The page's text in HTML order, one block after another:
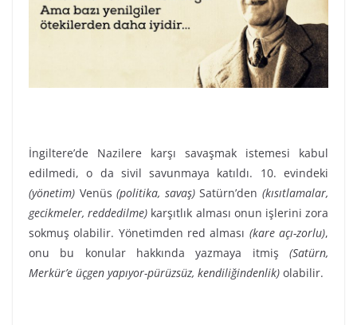
İngiltere’de Nazilere karşı savaşmak istemesi kabul
edilmedi, o da sivil savunmaya katıldı. 10. evindeki
(yönetim) Venüs(politika, savaş)Satürn’den(kısıtlamalar,
gecikmeler, reddedilme) karşıtlık alması onun işlerini zora
sokmuş olabilir. Yönetimden red alması (kare açı-zorlu),
onu bu konular hakkında yazmaya itmiş (Satürn,
Merkür’e üçgen yapıyor-pürüzsüz, kendiliğindenlik) olabilir.